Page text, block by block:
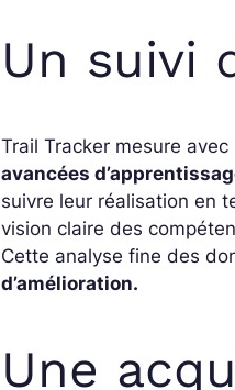
Un suivi
Trail Tracker mesure
avancées
suivre leur réalisation en
vision claire des
Cette analyse fine des
d’amélioration.
Une